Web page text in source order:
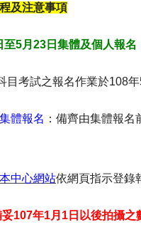
及注意事項
至5月23日集體及個人報名
目考試之報名作業於108
體報名 ：備齊由集體報
本中心網站依網頁指示登錄
107年1月1日以後拍攝之